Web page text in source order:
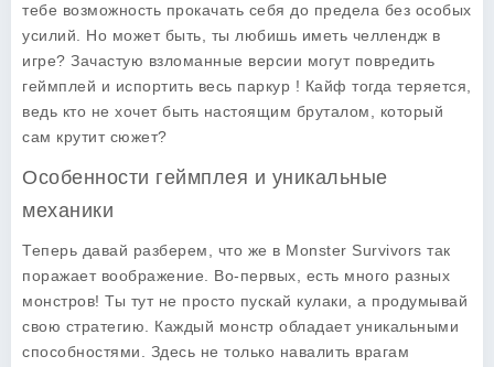
тебе возможность прокачать себя до предела без особых
усилий. Но может быть, ты любишь иметь челлендж в
игре? Зачастую взломанные версии могут повредить
геймплей и испортить весь паркур ! Кайф тогда теряется,
ведь кто не хочет быть настоящим бруталом, который
сам крутит сюжет?
Особенности геймплея и уникальные
механики
Теперь давай разберем, что же в Monster Survivors так
поражает воображение. Во-первых, есть много разных
монстров! Ты тут не просто пускай кулаки, а продумывай
свою стратегию. Каждый монстр обладает уникальными
способностями. Здесь не только навалить врагам